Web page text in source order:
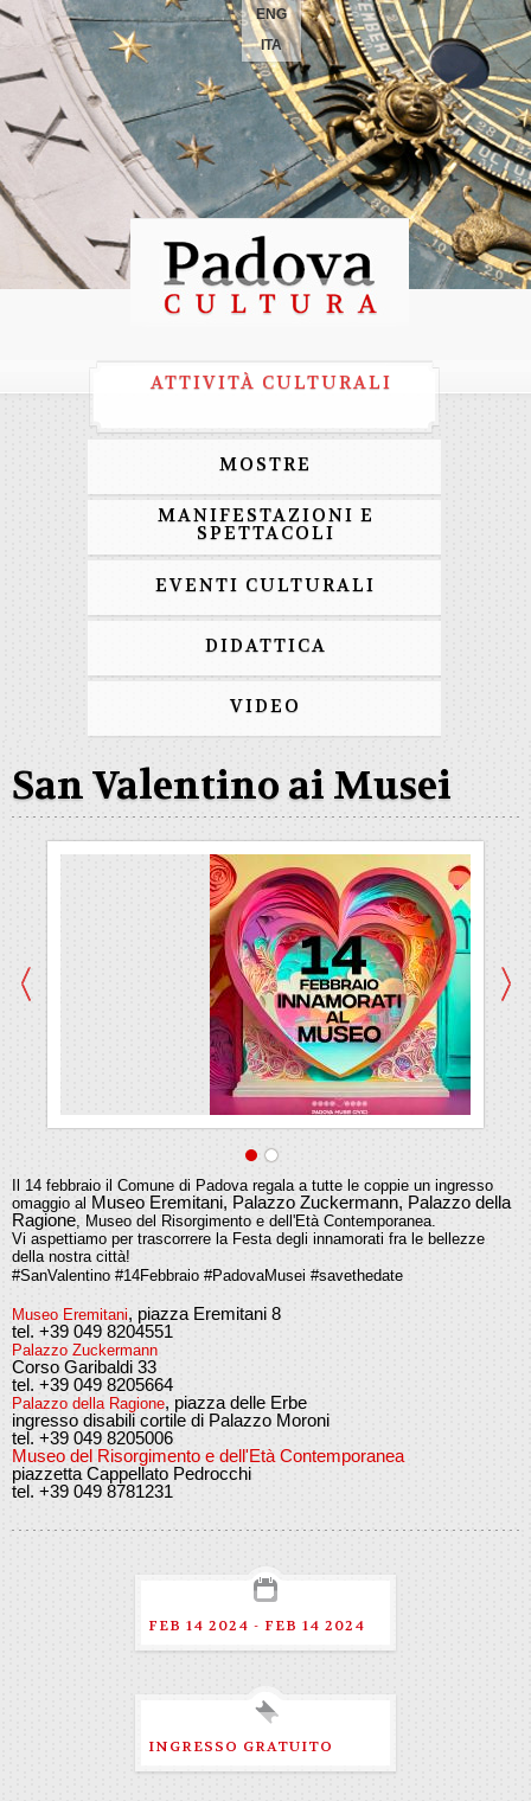
ENG
ITA
ATTIVITÀ CULTURALI
MOSTRE
MANIFESTAZIONI E
SPETTACOLI
EVENTI CULTURALI
DIDATTICA
VIDEO
San Valentino ai Musei
Il 14 febbraio il Comune di Padova regala a tutte le coppie un ingresso
omaggio al Museo Eremitani, Palazzo Zuckermann, Palazzo della
Ragione, Museo del Risorgimento e dell'Età Contemporanea.
Vi aspettiamo per trascorrere la Festa degli innamorati fra le bellezze
della nostra città!
#SanValentino #14Febbraio #PadovaMusei #savethedate
Museo Eremitani, piazza Eremitani 8
tel. +39 049 8204551
Palazzo Zuckermann
Corso Garibaldi 33
tel. +39 049 8205664
Palazzo della Ragione, piazza delle Erbe
ingresso disabili cortile di Palazzo Moroni
tel. +39 049 8205006
Museo del Risorgimento e dell'Età Contemporanea
piazzetta Cappellato Pedrocchi
tel. +39 049 8781231
FEB 14 2024 - FEB 14 2024
INGRESSO GRATUITO